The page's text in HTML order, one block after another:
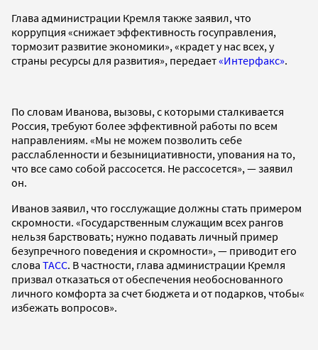
Глава администрации Кремля также заявил, что
коррупция «снижает эффективность госуправления,
тормозит развитие экономики», «крадет у нас всех, у
страны ресурсы для развития», передает«Интерфакс».
По словам Иванова, вызовы, с которыми сталкивается
Россия, требуют более эффективной работы по всем
направлениям. «Мы не можем позволить себе
расслабленности и безынициативности, упования на то,
что все само собой рассосется. Не рассосется», — заявил
он.
Иванов заявил, что госслужащие должны стать примером
скромности. «Государственным служащим всех рангов
нельзя барствовать; нужно подавать личный пример
безупречного поведения и скромности», — приводит его
слова ТАСС. В частности, глава администрации Кремля
призвал отказаться от обеспечения необоснованного
личного комфорта за счет бюджета и от подарков, чтобы«
избежать вопросов».